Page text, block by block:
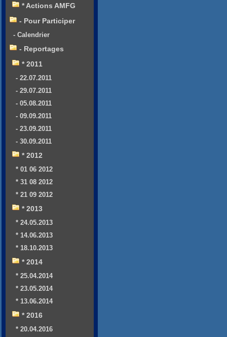
* Actions AMFG
- Pour Participer
- Calendrier
- Reportages
* 2011
- 22.07.2011
- 29.07.2011
- 05.08.2011
- 09.09.2011
- 23.09.2011
- 30.09.2011
* 2012
* 01 06 2012
* 31 08 2012
* 21 09 2012
* 2013
* 24.05.2013
* 14.06.2013
* 18.10.2013
* 2014
* 25.04.2014
* 23.05.2014
* 13.06.2014
* 2016
* 20.04.2016